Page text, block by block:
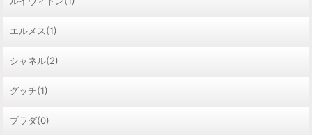
エルメス(1)
シャネル(2)
グッチ(1)
プラダ(0)